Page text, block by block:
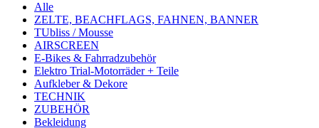
Alle
ZELTE, BEACHFLAGS, FAHNEN, BANNER
TUbliss / Mousse
AIRSCREEN
E-Bikes & Fahrradzubehör
Elektro Trial-Motorräder + Teile
Aufkleber & Dekore
TECHNIK
ZUBEHÖR
Bekleidung